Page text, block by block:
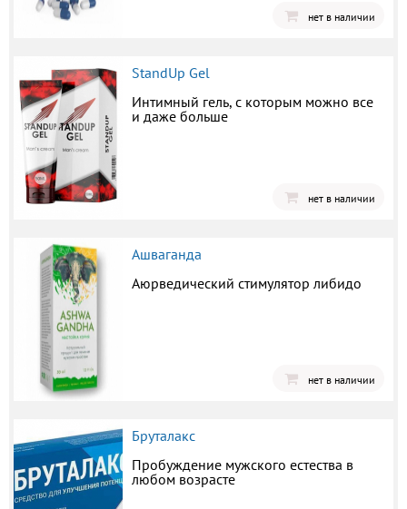
нет в наличии
StandUp Gel
Интимный гель, с которым можно все
и даже больше
нет в наличии
Ашваганда
Аюрведический стимулятор либидо
нет в наличии
Бруталакс
Пробуждение мужского естества в
любом возрасте